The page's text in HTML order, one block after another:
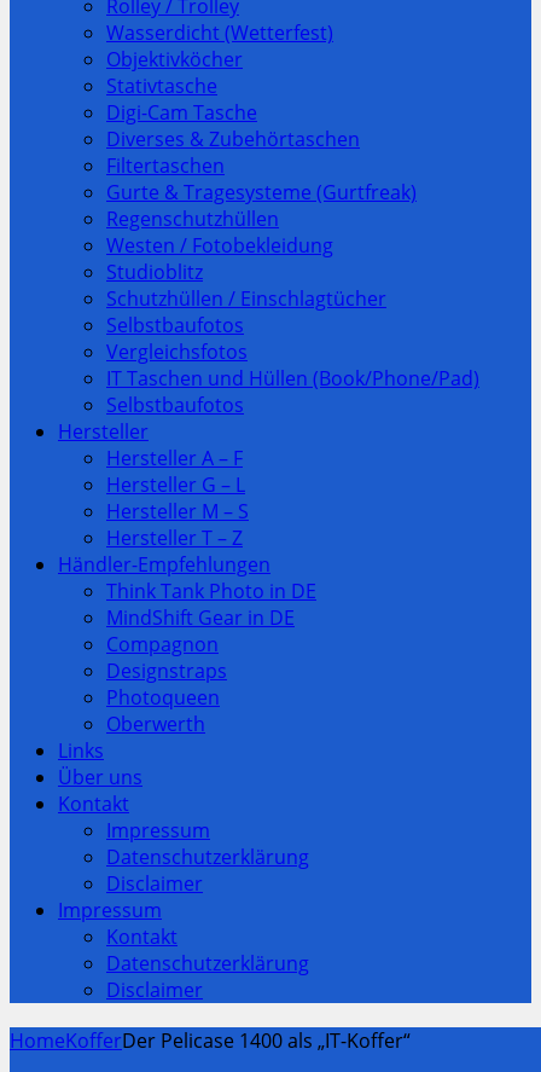
Rolley / Trolley
Wasserdicht (Wetterfest)
Objektivköcher
Stativtasche
Digi-Cam Tasche
Diverses & Zubehörtaschen
Filtertaschen
Gurte & Tragesysteme (Gurtfreak)
Regenschutzhüllen
Westen / Fotobekleidung
Studioblitz
Schutzhüllen / Einschlagtücher
Selbstbaufotos
Vergleichsfotos
IT Taschen und Hüllen (Book/Phone/Pad)
Selbstbaufotos
Hersteller
Hersteller A – F
Hersteller G – L
Hersteller M – S
Hersteller T – Z
Händler-Empfehlungen
Think Tank Photo in DE
MindShift Gear in DE
Compagnon
Designstraps
Photoqueen
Oberwerth
Links
Über uns
Kontakt
Impressum
Datenschutzerklärung
Disclaimer
Impressum
Kontakt
Datenschutzerklärung
Disclaimer
HomeKofferDer Pelicase 1400 als „IT-Koffer“